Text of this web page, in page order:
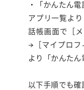
・「かんたん
アプリ一覧よ
話帳画面で［
→［マイプロフ
より「かんた
以下手順でも確